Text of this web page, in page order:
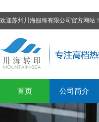
欢迎苏州川海服饰有限公司官方网站！
首页 公司简介